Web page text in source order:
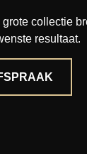
grote collectie
resultaat.